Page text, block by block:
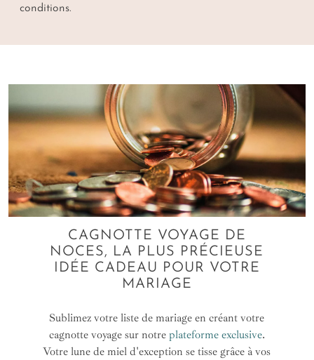
conditions.
CAGNOTTE VOYAGE DE
NOCES, LA PLUS PRÉCIEUSE
IDÉE CADEAU POUR VOTRE
MARIAGE
Sublimez votre liste de mariage en créant votre
cagnotte voyage sur notre plateforme exclusive.
Votre lune de miel d'exception se tisse grâce à vos